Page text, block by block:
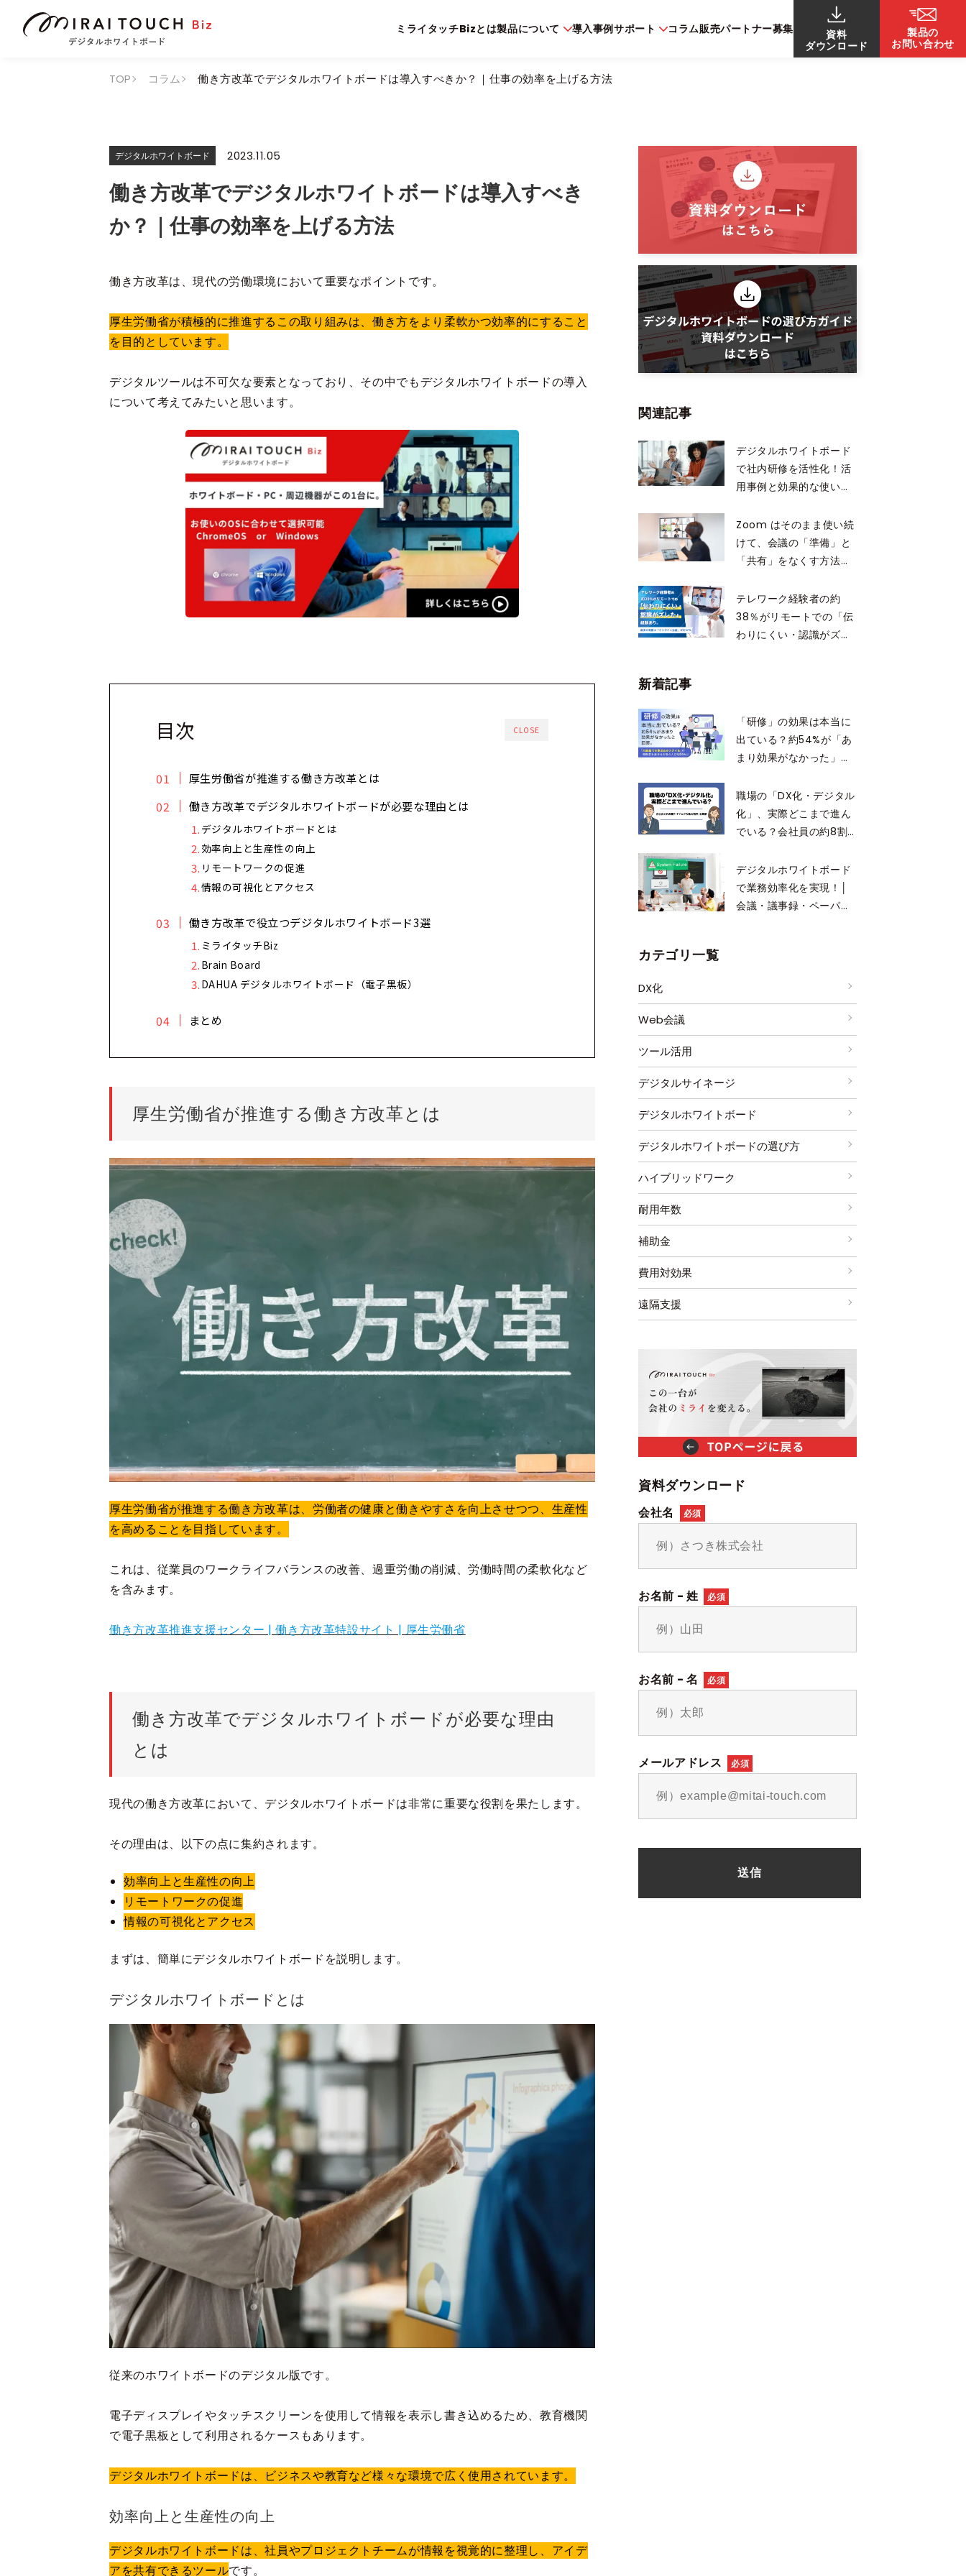
ミライタッチBizとは製品について 導入事例サポート コラム販売パートナー募集
資料
ダウンロード
製品の
お問い合わせ
TOP コラム 働き方改革でデジタルホワイトボードは導入すべきか？｜仕事の効率を上げる方法
デジタルホワイトボード 2023.11.05
働き方改革でデジタルホワイトボードは導入すべき
か？｜仕事の効率を上げる方法
働き方改革は、現代の労働環境において重要なポイントです。
厚生労働省が積極的に推進するこの取り組みは、働き方をより柔軟かつ効率的にすること
を目的としています。
デジタルツールは不可欠な要素となっており、その中でもデジタルホワイトボードの導入
について考えてみたいと思います。
CLOSE
目次
厚生労働省が推進する働き方改革とは
働き方改革でデジタルホワイトボードが必要な理由とは
デジタルホワイトボードとは
効率向上と生産性の向上
リモートワークの促進
情報の可視化とアクセス
働き方改革で役立つデジタルホワイトボード3選
ミライタッチBiz
Brain Board
DAHUA デジタルホワイトボード（電子黒板）
まとめ
厚生労働省が推進する働き方改革とは
厚生労働省が推進する働き方改革は、労働者の健康と働きやすさを向上させつつ、生産性
を高めることを目指しています。
これは、従業員のワークライフバランスの改善、過重労働の削減、労働時間の柔軟化など
を含みます。
働き方改革推進支援センター | 働き方改革特設サイト | 厚生労働省
働き方改革でデジタルホワイトボードが必要な理由
とは
現代の働き方改革において、デジタルホワイトボードは非常に重要な役割を果たします。
その理由は、以下の点に集約されます。
効率向上と生産性の向上
リモートワークの促進
情報の可視化とアクセス
まずは、簡単にデジタルホワイトボードを説明します。
デジタルホワイトボードとは
従来のホワイトボードのデジタル版です。
電子ディスプレイやタッチスクリーンを使用して情報を表示し書き込めるため、教育機関
で電子黒板として利用されるケースもあります。
デジタルホワイトボードは、ビジネスや教育など様々な環境で広く使用されています。
効率向上と生産性の向上
デジタルホワイトボードは、社員やプロジェクトチームが情報を視覚的に整理し、アイデ
アを共有できるツールです。
関連記事
デジタルホワイトボード
で社内研修を活性化！活
用事例と効果的な使い方
Zoom はそのまま使い続
けて、会議の「準備」と
「共有」をなくす方法
Zoom 連携活用ガイド
テレワーク経験者の約
38％がリモートでの「伝
わりにくい・認識がズレ
新着記事
「研修」の効果は本当に
出ている？約54%が「あ
まり効果がなかった」と
込みスタイル」が理解度
を高めると思う人は約
56%に
職場の「DX化・デジタル
化」、実際どこまで進ん
でいる？会社員の約8割
存」を実感
デジタルホワイトボード
で業務効率化を実現！│
会議・議事録・ペーパー
カテゴリ一覧
DX化
Web会議
ツール活用
デジタルサイネージ
デジタルホワイトボード
デジタルホワイトボードの選び方
ハイブリッドワーク
耐用年数
補助金
費用対効果
遠隔支援
資料ダウンロード
会社名 必須
お名前 - 姓 必須
お名前 - 名 必須
メールアドレス 必須